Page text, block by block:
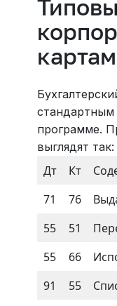
картам
стандартным
программе.
выглядят так:
Дт Кт
71
76
55
51
55
66
91
55